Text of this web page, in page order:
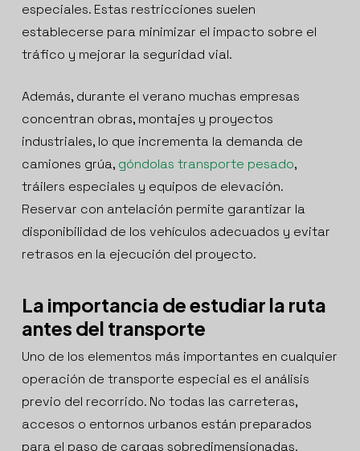
especiales. Estas restricciones suelen
establecerse para minimizar el impacto sobre el
tráfico y mejorar la seguridad vial.
Además, durante el verano muchas empresas
concentran obras, montajes y proyectos
industriales, lo que incrementa la demanda de
camiones grúa, góndolas transporte pesado,
tráilers especiales y equipos de elevación.
Reservar con antelación permite garantizar la
disponibilidad de los vehículos adecuados y evitar
retrasos en la ejecución del proyecto.
La importancia de estudiar la ruta
antes del transporte
Uno de los elementos más importantes en cualquier
operación de transporte especial es el análisis
previo del recorrido. No todas las carreteras,
accesos o entornos urbanos están preparados
para el paso de cargas sobredimensionadas.